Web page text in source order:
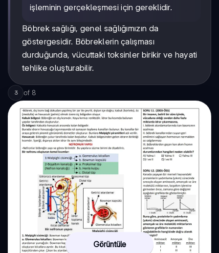
işleminin gerçekleşmesi için gereklidir.
Böbrek sağlığı, genel sağlığımızın da
göstergesidir. Böbreklerin çalışması
durduğunda, vücuttaki toksinler birikir ve hayati
tehlike oluşturabilir.
3 of 8
Görüntüle